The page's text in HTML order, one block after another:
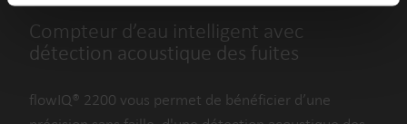
Compteur d’eau intelligent avec
détection acoustique des fuites
flowIQ® 2200 vous permet de bénéficier d’une